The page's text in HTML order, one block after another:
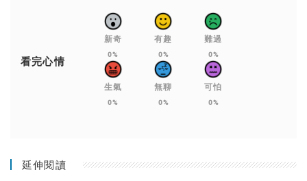
看完心情
新奇
0%
有趣
0%
難過
0%
生氣
0%
無聊
0%
可怕
0%
延伸閱讀